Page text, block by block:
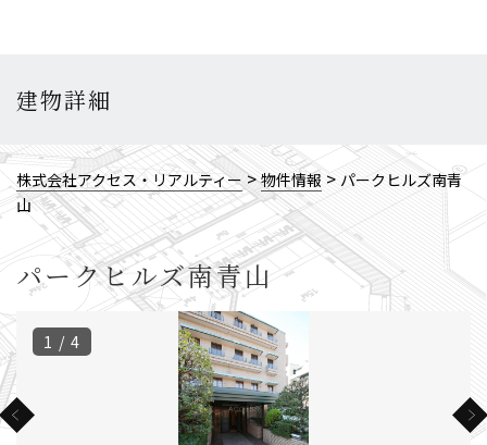
建物詳細
株式会社アクセス・リアルティー>物件情報 > パークヒルズ南青
山
パークヒルズ南青山
1 / 4